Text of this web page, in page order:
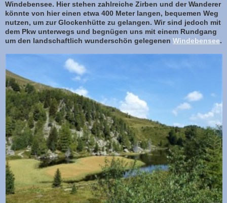
Windebensee. Hier stehen zahlreiche Zirben und der Wanderer
könnte von hier einen etwa 400 Meter langen, bequemen Weg
nutzen, um zur Glockenhütte zu gelangen. Wir sind jedoch mit
dem Pkw unterwegs und begnügen uns mit einem Rundgang
um den landschaftlich wunderschön gelegenen Windebensee.